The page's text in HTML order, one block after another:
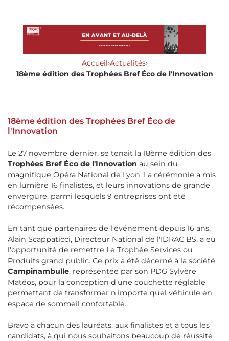
Accueil›Actualités›
18ème édition des Trophées Bref Éco de l'Innovation
18ème édition des Trophées Bref Éco de
l'Innovation
Le 27 novembre dernier, se tenait la 18ème édition des
Trophées Bref Éco de l'Innovation au sein du
magnifique Opéra National de Lyon. La cérémonie a mis
en lumière 16 finalistes, et leurs innovations de grande
envergure, parmi lesquels 9 entreprises ont été
récompensées.
En tant que partenaires de l'événement depuis 16 ans,
Alain Scappaticci, Directeur National de l'IDRAC BS, a eu
l'opportunité de remettre Le Trophée Services ou
Produits grand public. Ce prix a été décerné à la société
Campinambulle, représentée par son PDG Sylvère
Matéos, pour la conception d'une couchette réglable
permettant de transformer n'importe quel véhicule en
espace de sommeil confortable.
Bravo à chacun des lauréats, aux finalistes et à tous les
candidats, à qui nous souhaitons beaucoup de réussite